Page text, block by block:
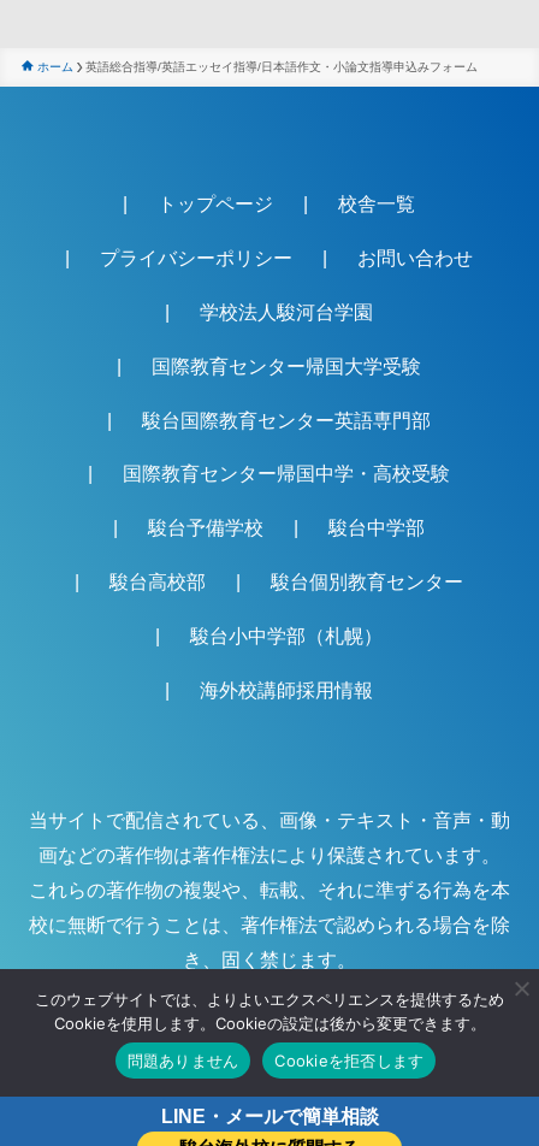
ホーム 英語総合指導/英語エッセイ指導/日本語作文・小論文指導申込みフォーム
トップページ 校舎一覧
プライバシーポリシー お問い合わせ
学校法人駿河台学園
国際教育センター帰国大学受験
駿台国際教育センター英語専門部
国際教育センター帰国中学・高校受験
駿台予備学校 駿台中学部
駿台高校部 駿台個別教育センター
駿台小中学部（札幌）
海外校講師採用情報
当サイトで配信されている、画像・テキスト・音声・動
画などの著作物は著作権法により保護されています。
これらの著作物の複製や、転載、それに準ずる行為を本
校に無断で行うことは、著作権法で認められる場合を除
き、固く禁じます。
©駿台海外校
このウェブサイトでは、よりよいエクスペリエンスを提供するため
Cookieを使用します。Cookieの設定は後から変更できます。
問題ありません
Cookieを拒否します
LINE・メールで簡単相談